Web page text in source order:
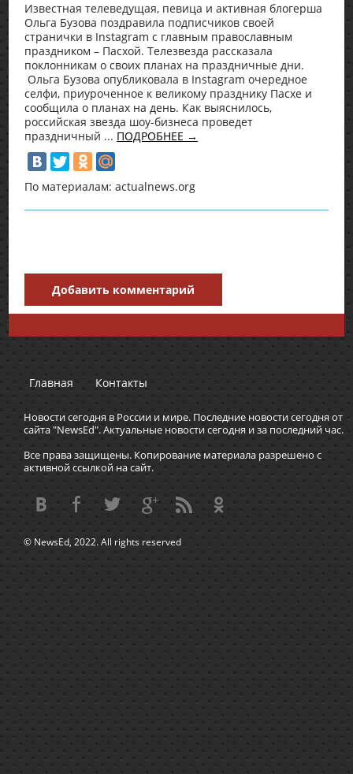
Известная телеведущая, певица и активная блогерша
Ольга Бузова поздравила подписчиков своей
странички в Instagram с главным православным
праздником – Пасхой. Телезвезда рассказала
поклонникам о своих планах на праздничные дни.
Ольга Бузова опубликовала в Instagram очередное
селфи, приуроченное к великому празднику Пасхе и
сообщила о планах на день. Как выяснилось,
российская звезда шоу-бизнеса проведет
праздничный ... ПОДРОБНЕЕ →
По материалам: actualnews.org
Добавить комментарий
Главная Контакты
Новости сегодня в России и мире. Последние новости сегодня от
сайта "NewsEd". Актуальные новости сегодня и за последний час.
Все права защищены. Копирование материала разрешено с
активной ссылкой на сайт.
© NewsEd, 2022. All rights reserved